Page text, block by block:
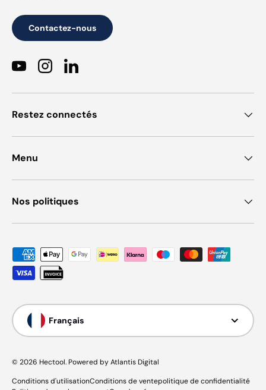
Contactez-nous
YouTubeInstagramLinkedIn
Restez connectés
Menu
Nos politiques
Moyens de paiement acceptés
Langue
Français
© 2026 Hectool. Powered by Atlantis Digital
Conditions d'utilisationConditions de ventepolitique de confidentialité